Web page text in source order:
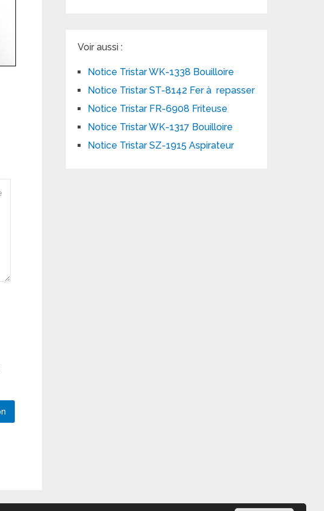
Voir aussi :
Notice Tristar WK-1338 Bouilloire
Notice Tristar ST-8142 Fer à repasser
Notice Tristar FR-6908 Friteuse
Notice Tristar WK-1317 Bouilloire
Notice Tristar SZ-1915 Aspirateur